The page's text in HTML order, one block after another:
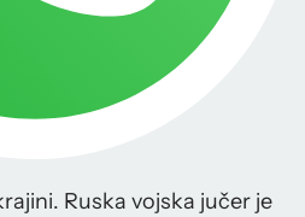
Ruska vojska jučer je